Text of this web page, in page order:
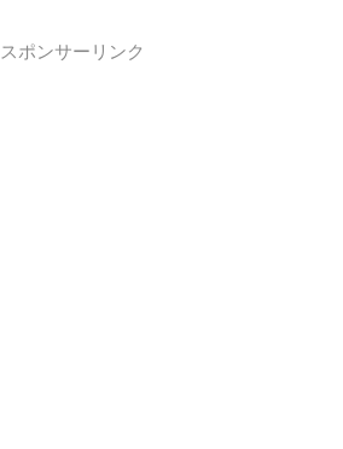
スポンサーリンク